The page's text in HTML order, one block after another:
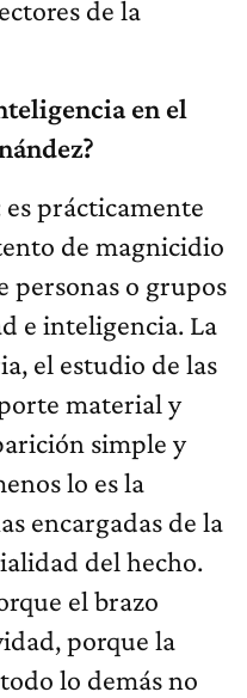
de la
en el
prácticamente
de magnicidio
personas o grupos
e inteligencia. La
el estudio de las
material y
simple y
lo es la
encargadas de la
del hecho.
el brazo
porque la
lo demás no